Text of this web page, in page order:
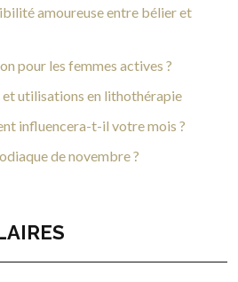
amoureuse entre bélier et
pour les femmes actives ?
utilisations en lithothérapie
influencera-t-il votre mois ?
de novembre ?